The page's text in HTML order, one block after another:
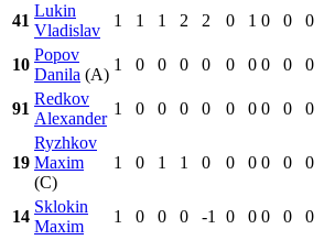
41
Lukin
Vladislav
1 1 1 2 2 0 1 0 0 0
10
Popov
Danila (A)
1 0 0 0 0 0 0 0 0 0
91
Redkov
Alexander
1 0 0 0 0 0 0 0 0 0
19
Ryzhkov
Maxim
(C)
1 0 1 1 0 0 0 0 0 0
14
Sklokin
Maxim
1 0 0 0 -1 0 0 0 0 0